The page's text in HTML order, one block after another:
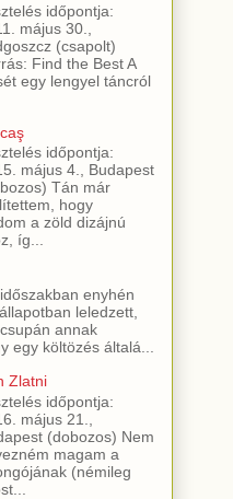
időpontja:
május 30.,
(csapolt)
Find the Best A
egy lengyel táncról
időpontja:
május 4., Budapest
Tán már
hogy
a zöld dizájnú
íg...
enyhén
leledzett,
annak
egy költözés általá...
Zlatni
időpontja:
május 21.,
(dobozos) Nem
magam a
(némileg